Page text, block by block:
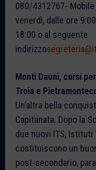
080/4312767- Mobile
venerdì, dalle ore
18:00 o al seguente
indirizzo
Monti Dauni, corsi
Troia e
Un’altra bella
Capitanata. Dopo la
due nuovi ITS,
costituiscono un
post-secondario,